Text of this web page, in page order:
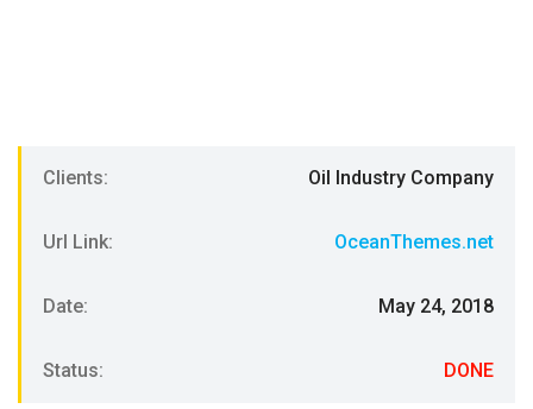
Clients: Oil Industry Company
Url Link: OceanThemes.net
Date: May 24, 2018
Status: DONE